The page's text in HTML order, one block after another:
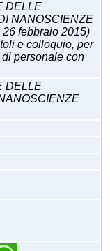
DELLE
NANOSCIENZE
febbraio 2015)
e colloquio, per
personale con
DELLE